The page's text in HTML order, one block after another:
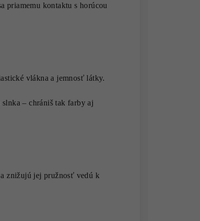
priamemu kontaktu s horúcou
vlákna a jemnosť látky.
– chrániš tak farby aj
znižujú jej pružnosť vedú k